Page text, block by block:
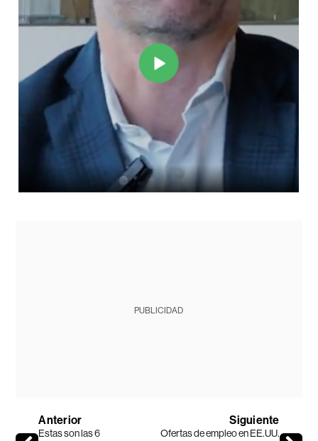
PUBLICIDAD
Anterior
Estas son las 6
Siguiente
Ofertas de empleo en EE.UU.